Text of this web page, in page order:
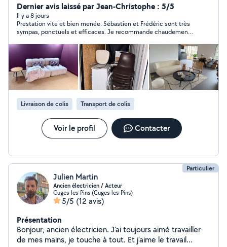
peux également vous aidez à faire votre
déménagement,j'en fais plusieurs chaques mois.
Dernier avis laissé par Jean-Christophe : 5/5
Il y a 8 jours
Prestation vite et bien menée. Sébastien et Frédéric sont très
sympas, ponctuels et efficaces. Je recommande chaudement.
Livraison de colis Transport de colis
Voir le profil Contacter
Particulier
Julien Martin
Ancien électricien / Acteur
Cuges-les-Pins (Cuges-les-Pins)
5/5 (12 avis)
Présentation
Bonjour, ancien électricien. J'ai toujours aimé travailler
de mes mains, je touche à tout. Et j'aime le travail